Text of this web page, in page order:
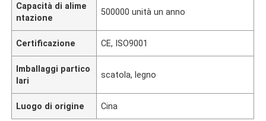
Capacità di alime
ntazione
500000 unità un anno
Certificazione CE, ISO9001
Imballaggi partico
lari
scatola, legno
Luogo di origine Cina